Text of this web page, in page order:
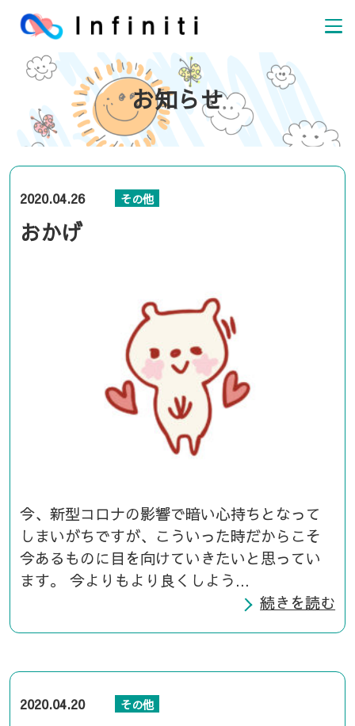
お知らせ
2020.04.26 その他
おかげ
今、新型コロナの影響で暗い心持ちとなって
しまいがちですが、こういった時だからこそ
今あるものに目を向けていきたいと思ってい
ます。 今よりもより良くしよう...
続きを読む
2020.04.20 その他